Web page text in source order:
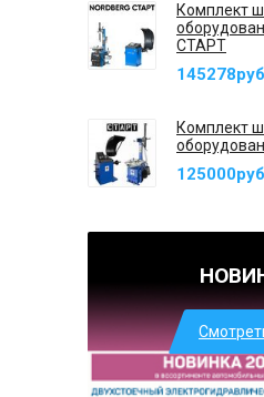
Комплект
СТАРТ
Комплект